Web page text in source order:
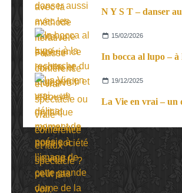
15/02/2026
19/12/2025